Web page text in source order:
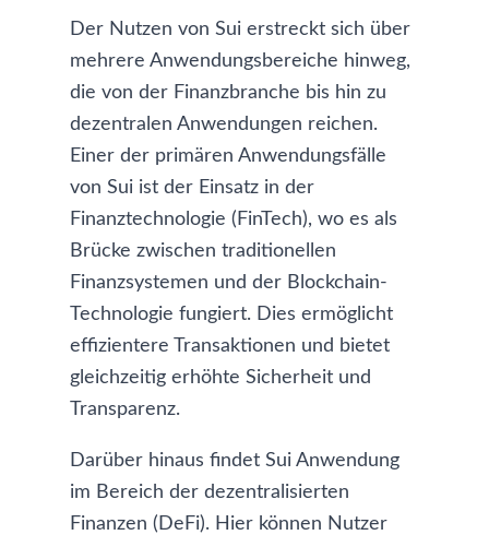
Der Nutzen von Sui erstreckt sich über
mehrere Anwendungsbereiche hinweg,
die von der Finanzbranche bis hin zu
dezentralen Anwendungen reichen.
Einer der primären Anwendungsfälle
von Sui ist der Einsatz in der
Finanztechnologie (FinTech), wo es als
Brücke zwischen traditionellen
Finanzsystemen und der Blockchain-
Technologie fungiert. Dies ermöglicht
effizientere Transaktionen und bietet
gleichzeitig erhöhte Sicherheit und
Transparenz.
Darüber hinaus findet Sui Anwendung
im Bereich der dezentralisierten
Finanzen (DeFi). Hier können Nutzer